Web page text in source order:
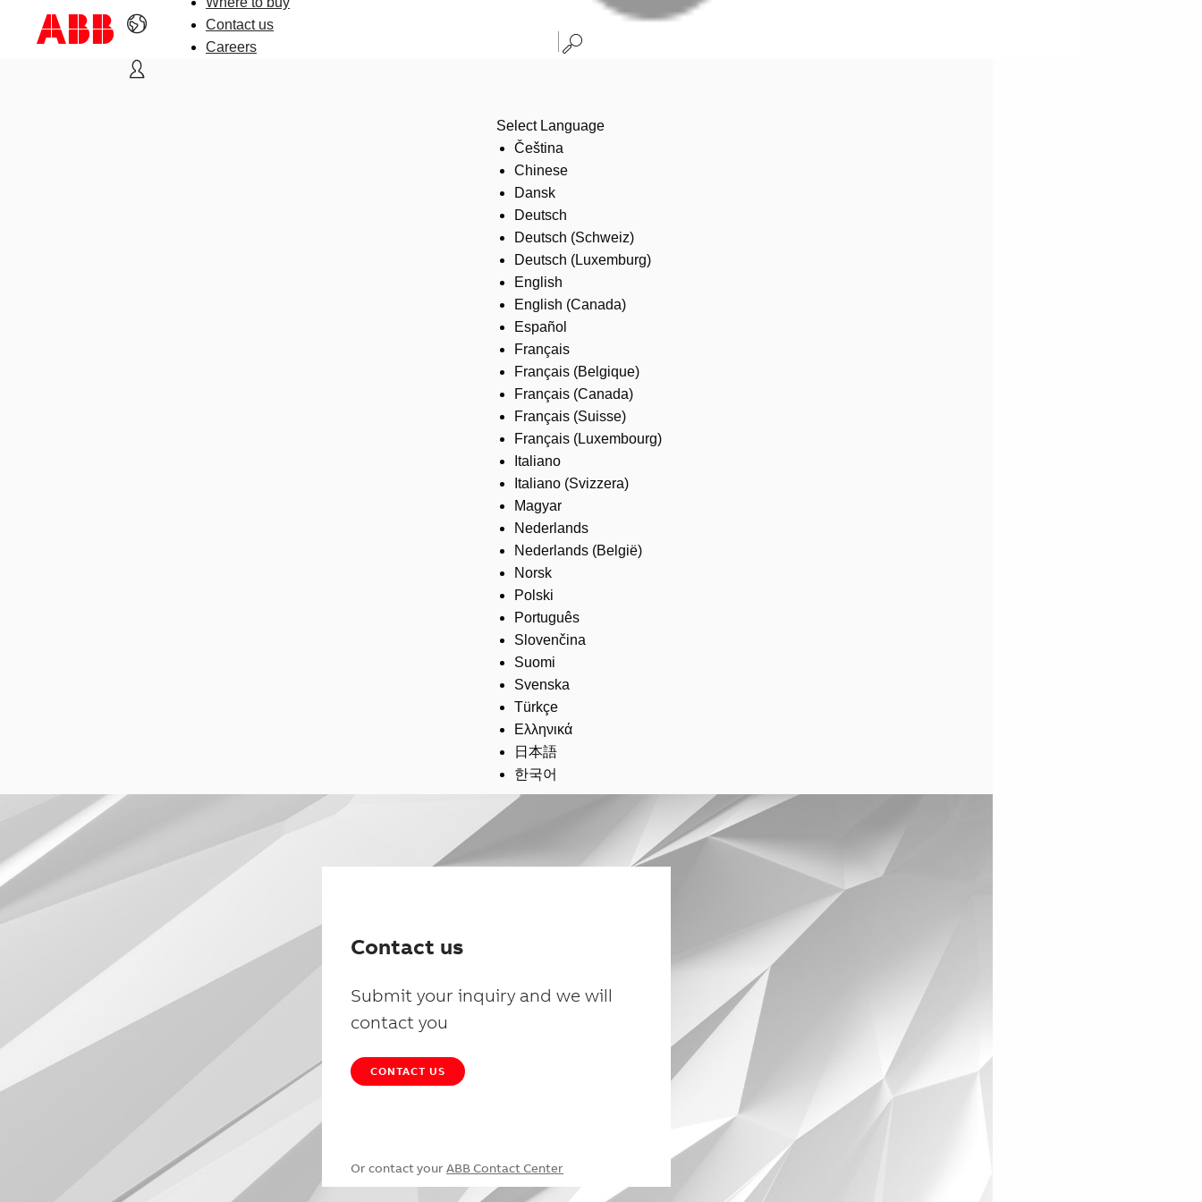
Contact us
Careers
Select Language
Čeština
Chinese
Dansk
Deutsch
Deutsch (Schweiz)
Deutsch (Luxemburg)
English
English (Canada)
Español
Français
Français (Belgique)
Français (Canada)
Français (Suisse)
Français (Luxembourg)
Italiano
Italiano (Svizzera)
Magyar
Nederlands
Nederlands (België)
Norsk
Polski
Português
Slovenčina
Suomi
Svenska
Türkçe
Ελληνικά
日本語
한국어
Contact us
Submit your inquiry and we will
contact you
CONTACT US
Or contact your ABB Contact Center